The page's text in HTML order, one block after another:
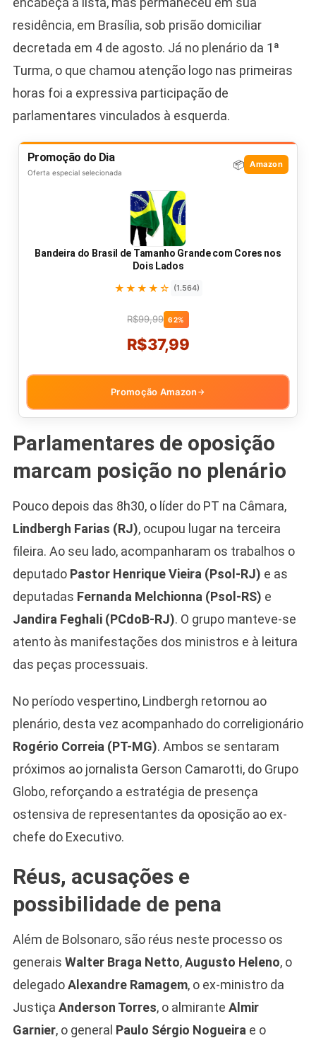
residência, em Brasília, sob prisão domiciliar
decretada em 4 de agosto. Já no plenário da 1ª
Turma, o que chamou atenção logo nas primeiras
horas foi a expressiva participação de
parlamentares vinculados à esquerda.
Promoção do Dia
Oferta especial selecionada
📦 Amazon
Bandeira do Brasil de Tamanho Grande com Cores nos
Dois Lados
★★★★☆ (1.564)
R$99,99 62%
R$37,99
Promoção Amazon →
Parlamentares de oposição
marcam posição no plenário
Pouco depois das 8h30, o líder do PT na Câmara,
Lindbergh Farias (RJ), ocupou lugar na terceira
fileira. Ao seu lado, acompanharam os trabalhos o
deputado Pastor Henrique Vieira (Psol-RJ) e as
deputadas Fernanda Melchionna (Psol-RS) e
Jandira Feghali (PCdoB-RJ). O grupo manteve-se
atento às manifestações dos ministros e à leitura
das peças processuais.
No período vespertino, Lindbergh retornou ao
plenário, desta vez acompanhado do correligionário
Rogério Correia (PT-MG). Ambos se sentaram
próximos ao jornalista Gerson Camarotti, do Grupo
Globo, reforçando a estratégia de presença
ostensiva de representantes da oposição ao ex-
chefe do Executivo.
Réus, acusações e
possibilidade de pena
Além de Bolsonaro, são réus neste processo os
generais Walter Braga Netto,Augusto Heleno, o
delegadoAlexandre Ramagem, o ex-ministro da
Justiça Anderson Torres, o almirante Almir
Garnier, o general Paulo Sérgio Nogueira e o